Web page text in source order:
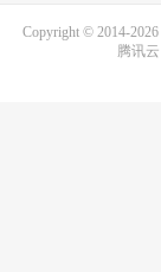
Copyright © 2014-2026
腾讯云